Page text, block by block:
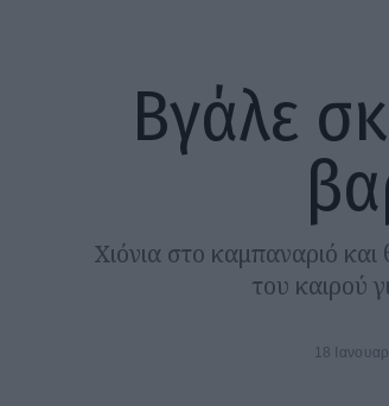
Βγάλε
Χιόνια στο καμπαναριό
του καιρού
18